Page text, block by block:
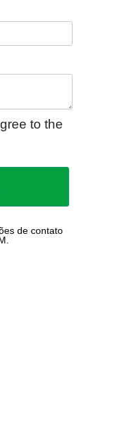
to the
de contato